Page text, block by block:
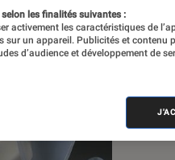
les finalités suivantes :
activement les caractéristiques de
sur un appareil. Publicités et contenu
d’audience et développement de